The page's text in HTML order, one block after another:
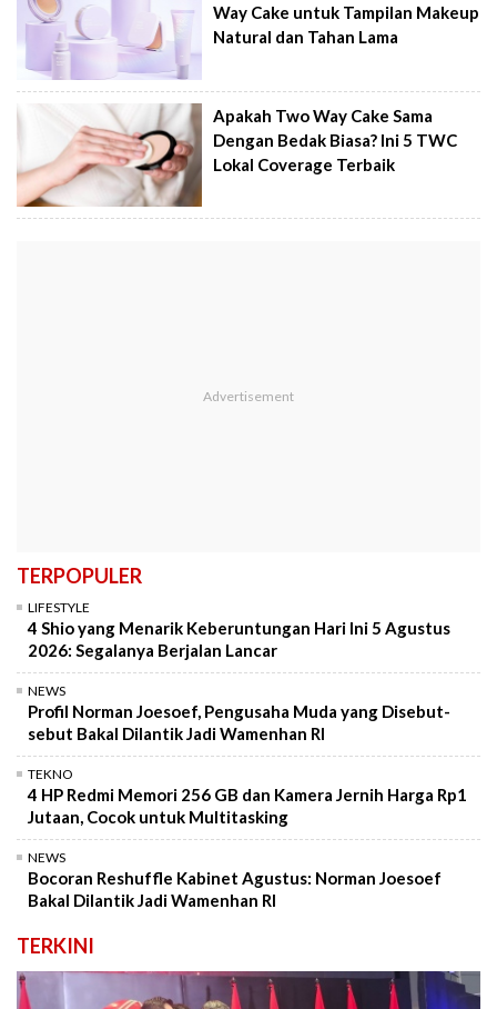
Way Cake untuk Tampilan Makeup
Natural dan Tahan Lama
Apakah Two Way Cake Sama
Dengan Bedak Biasa? Ini 5 TWC
Lokal Coverage Terbaik
TERPOPULER
LIFESTYLE
4 Shio yang Menarik Keberuntungan Hari Ini 5 Agustus
2026: Segalanya Berjalan Lancar
NEWS
Profil Norman Joesoef, Pengusaha Muda yang Disebut-
sebut Bakal Dilantik Jadi Wamenhan RI
TEKNO
4 HP Redmi Memori 256 GB dan Kamera Jernih Harga Rp1
Jutaan, Cocok untuk Multitasking
NEWS
Bocoran Reshuffle Kabinet Agustus: Norman Joesoef
Bakal Dilantik Jadi Wamenhan RI
TERKINI